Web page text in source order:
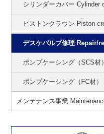
シリンダーカバー Cylinder
ピストンクラウン Piston
デスケバルブ修理
ポンプケーシング（SCS
ポンプケーシング（FC材
メンテナンス事業